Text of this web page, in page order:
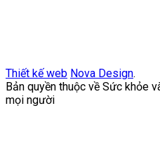
Thiết kế web Nova Design.
Bản quyền thuộc về Sức khỏe
mọi người